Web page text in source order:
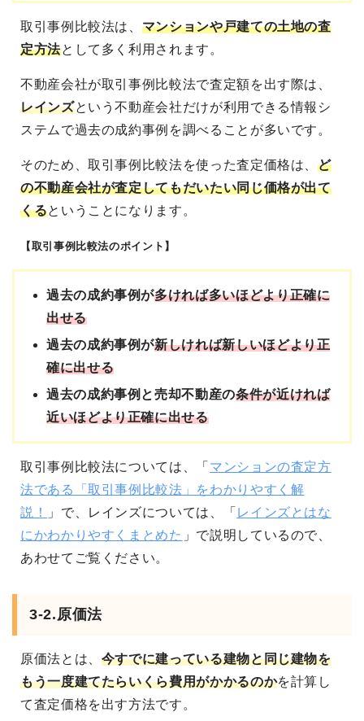
取引事例比較法は、 マンションや戸建ての土地の査
定方法として多く利用されます。
不動産会社が取引事例比較法で査定額を出す際は、
レインズという不動産会社だけが利用できる情報シ
ステムで過去の成約事例を調べることが多いです。
そのため、取引事例比較法を使った査定価格は、ど
の不動産会社が査定してもだいたい同じ価格が出て
くるということになります。
【取引事例比較法のポイント】
過去の成約事例が多ければ多いほどより正確に
出せる
過去の成約事例が新しければ新しいほどより正
確に出せる
過去の成約事例と売却不動産の条件が近ければ
近いほどより正確に出せる
取引事例比較法については、「 マンションの査定方
法である「取引事例比較法」をわかりやすく解
説！
」で、レインズについては、「 レインズとはな
にかわかりやすくまとめた 」で説明しているので、
あわせてご覧ください。
3-2.原価法
原価法とは、 今すでに建っている建物と同じ建物を
もう一度建てたらいくら費用がかかるのかを計算し
て査定価格を出す方法です。